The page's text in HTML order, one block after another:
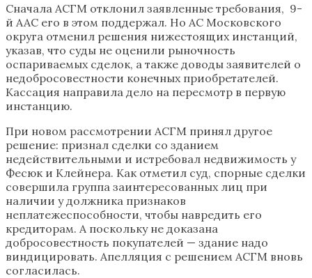
Сначала АСГМ отклонил заявленные требования, 9-
й ААС его в этом поддержал. Но АС Московского
округа отменил решения нижестоящих инстанций,
указав, что суды не оценили рыночность
оспариваемых сделок, а также доводы заявителей о
недобросовестности конечных приобретателей.
Кассация направила дело на пересмотр в первую
инстанцию.
При новом рассмотрении АСГМ принял другое
решение: признал сделки со зданием
недействительными и истребовал недвижимость у
Фесюк и Клейнера. Как отметил суд, спорные сделки
совершила группа заинтересованных лиц при
наличии у должника признаков
неплатежеспособности, чтобы навредить его
кредиторам. А поскольку не доказана
добросовестность покупателей — здание надо
виндицировать. Апелляция с решением АСГМ вновь
согласилась.